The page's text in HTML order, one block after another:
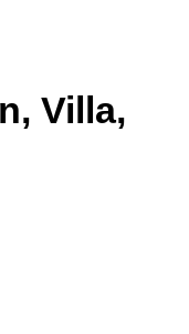
Villa,